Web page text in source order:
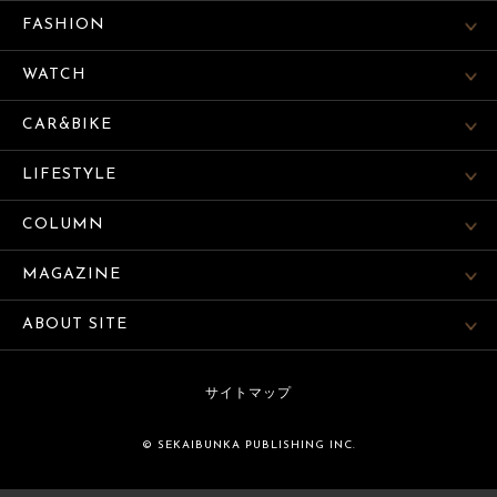
FASHION
WATCH
CAR&BIKE
LIFESTYLE
COLUMN
MAGAZINE
ABOUT SITE
サイトマップ
© SEKAIBUNKA PUBLISHING INC.